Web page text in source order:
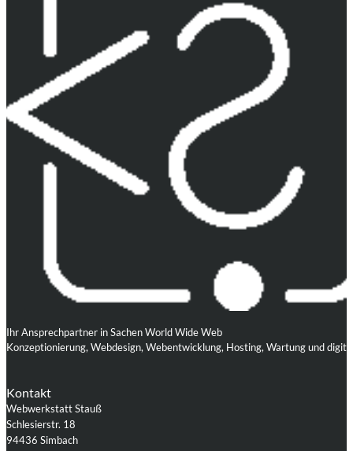
Ihr Ansprechpartner in Sachen World Wide Web
Konzeptionierung, Webdesign, Webentwicklung, Hosting, Wartung und
Kontakt
Webwerkstatt Stauß
Schlesierstr. 18
94436 Simbach